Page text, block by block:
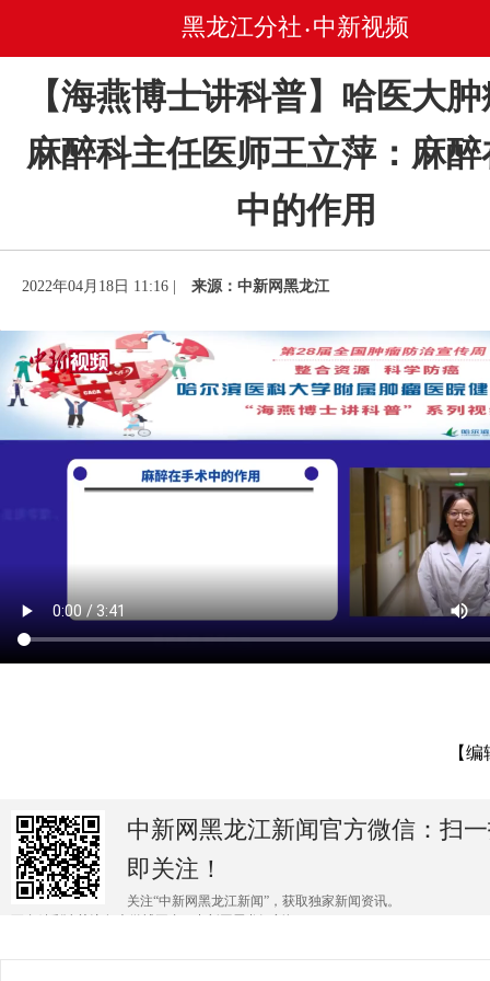
黑龙江分社 • 中新视频
【海燕博士讲科普】哈医大
麻醉科主任医师王立萍：麻
中的作用
2022年04月18日 11:16 | 来源：中新网黑龙江
【
中新网黑龙江新闻官方微信：扫
即关注！
关注“中新网黑龙江新闻”，获取独家新闻资讯。
更多精彩请关注各大微博平台@中新网黑龙江新闻 。